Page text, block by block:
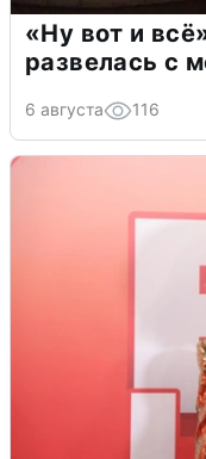
«Ну вот и
развелась с
6 августа 116